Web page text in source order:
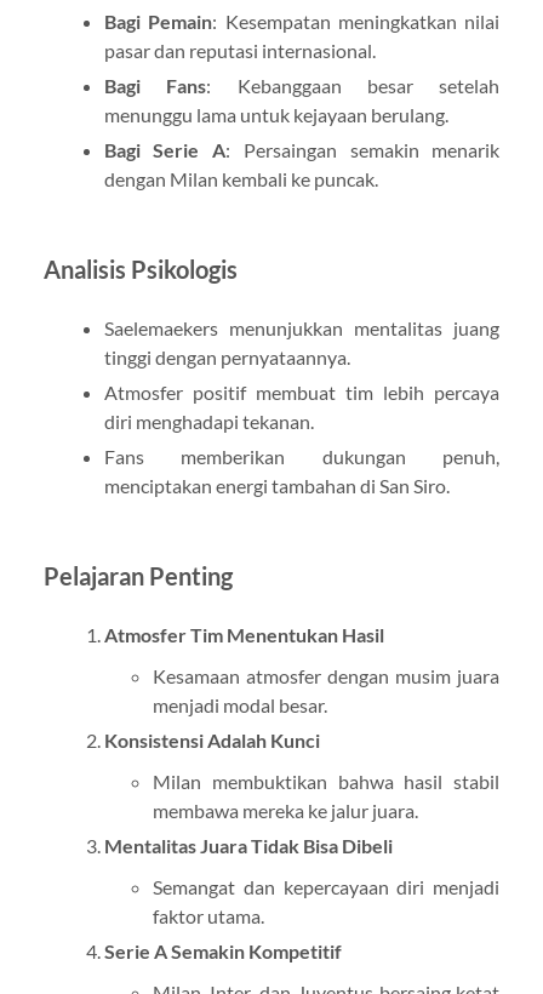
Bagi Pemain: Kesempatan meningkatkan nilai
pasar dan reputasi internasional.
Bagi Fans: Kebanggaan besar setelah
menunggu lama untuk kejayaan berulang.
Bagi Serie A: Persaingan semakin menarik
dengan Milan kembali ke puncak.
Analisis Psikologis
Saelemaekers menunjukkan mentalitas juang
tinggi dengan pernyataannya.
Atmosfer positif membuat tim lebih percaya
diri menghadapi tekanan.
Fans memberikan dukungan penuh,
menciptakan energi tambahan di San Siro.
Pelajaran Penting
Atmosfer Tim Menentukan Hasil
Kesamaan atmosfer dengan musim juara
menjadi modal besar.
Konsistensi Adalah Kunci
Milan membuktikan bahwa hasil stabil
membawa mereka ke jalur juara.
Mentalitas Juara Tidak Bisa Dibeli
Semangat dan kepercayaan diri menjadi
faktor utama.
Serie A Semakin Kompetitif